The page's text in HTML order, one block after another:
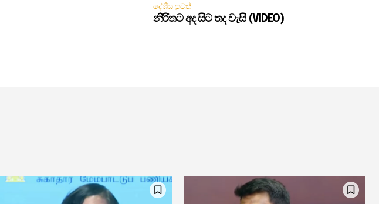
දේශීය පුවත්
නිරිතට අද සිට තද වැසි (VIDEO)